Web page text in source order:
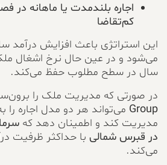
اجاره بلندمدت یا ماهانه در
کم‌تقاضا
این استراتژی باعث افزایش درآمد
می‌شود و در عین حال نرخ اشغال
سال در سطح مطلوب حفظ می‌کند.
در صورتی که مدیریت ملک را
Groupمی‌تواند هر دو مدل اجاره را
مدیریت کند و اطمینان دهد که
در قبرس شمالیبا حداکثر ظرفیت
می‌کند.